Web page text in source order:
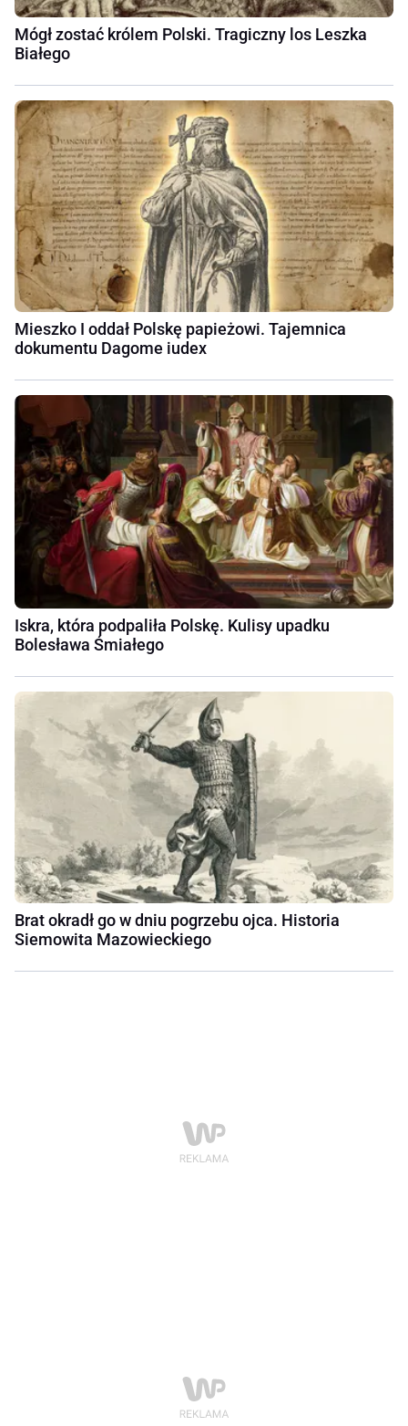
Mógł zostać królem Polski. Tragiczny los Leszka
Białego
Mieszko I oddał Polskę papieżowi. Tajemnica
dokumentu Dagome iudex
Iskra, która podpaliła Polskę. Kulisy upadku
Bolesława Śmiałego
Brat okradł go w dniu pogrzebu ojca. Historia
Siemowita Mazowieckiego